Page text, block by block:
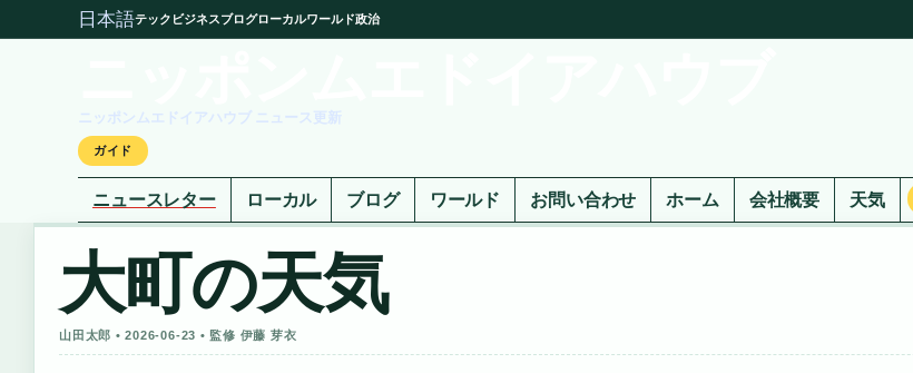
日本語テック ビジネスブログローカルワールド政治
ニッポンムエドイアハウブ ニュース更新
ガイド
ニュースレター ローカル ブログ ワールド お問い合わせ ホーム 会社概要 天気
大町の天気
山田太郎 • 2026-06-23 • 監修 伊藤 芽衣